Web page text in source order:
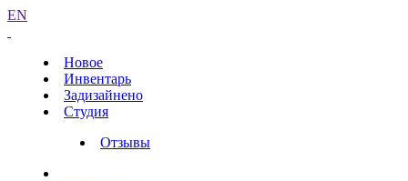
EN
Новое
Инвентарь
Задизайнено
Студия
Отзывы